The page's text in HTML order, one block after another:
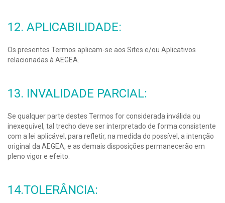
12. APLICABILIDADE:
Os presentes Termos aplicam-se aos Sites e/ou Aplicativos
relacionadas à AEGEA.
13. INVALIDADE PARCIAL:
Se qualquer parte destes Termos for considerada inválida ou
inexequível, tal trecho deve ser interpretado de forma consistente
com a lei aplicável, para refletir, na medida do possível, a intenção
original da AEGEA, e as demais disposições permanecerão em
pleno vigor e efeito.
14.TOLERÂNCIA: